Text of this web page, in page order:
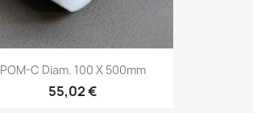
POM-C Diam. 100 X 500mm
55,02 €